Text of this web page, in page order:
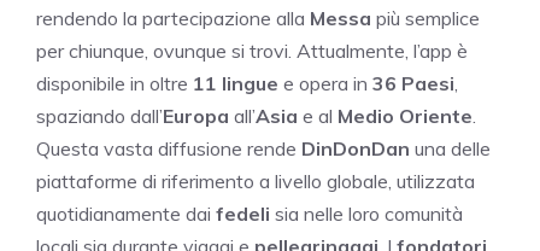
rendendo la partecipazione alla Messa più semplice
per chiunque, ovunque si trovi. Attualmente, l’app è
disponibile in oltre 11 lingue e opera in 36 Paesi,
spaziando dall’Europa all’Asia e al Medio Oriente.
Questa vasta diffusione rende DinDonDan una delle
piattaforme di riferimento a livello globale, utilizzata
quotidianamente dai fedeli sia nelle loro comunità